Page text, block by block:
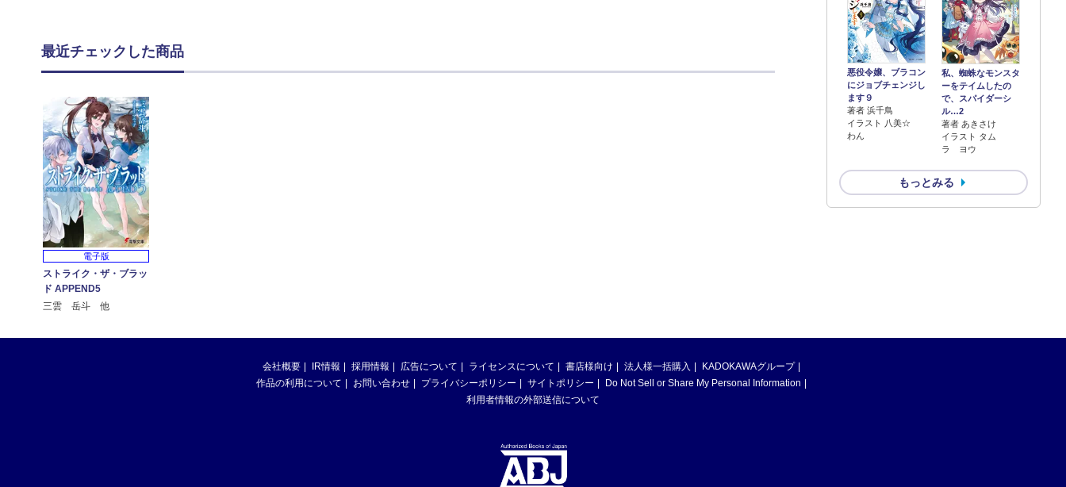
悪役令嬢、ブラコン
にジョブチェンジし
ます９
著者 浜千鳥
イラスト 八美☆
わん
私、蜘蛛なモンスタ
ーをテイムしたの
で、スパイダーシ
ル…2
著者 あきさけ
イラスト タム
ラ ヨウ
もっとみる
最近チェックした商品
電子版
ストライク・ザ・ブラッ
ド APPEND5
三雲 岳斗 他
会社概要 IR情報 採用情報 広告について ライセンスについて 書店様向け 法人様一括購入
KADOKAWAグループ
作品の利用について
お問い合わせ プライバシーポリシー サイトポリシー
Do Not Sell or Share My Personal Information
利用者情報の外部送信について